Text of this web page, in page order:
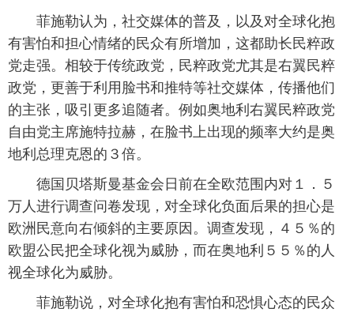
菲施勒认为，社交媒体的普及，以及对全球化抱
有害怕和担心情绪的民众有所增加，这都助长民粹政
党走强。相较于传统政党，民粹政党尤其是右翼民粹
政党，更善于利用脸书和推特等社交媒体，传播他们
的主张，吸引更多追随者。例如奥地利右翼民粹政党
自由党主席施特拉赫，在脸书上出现的频率大约是奥
地利总理克恩的３倍。
德国贝塔斯曼基金会日前在全欧范围内对１．５
万人进行调查问卷发现，对全球化负面后果的担心是
欧洲民意向右倾斜的主要原因。调查发现，４５％的
欧盟公民把全球化视为威胁，而在奥地利５５％的人
视全球化为威胁。
菲施勒说，对全球化抱有害怕和恐惧心态的民众